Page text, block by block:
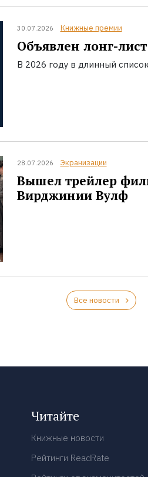
30.07.2026 Книжные премии
Объявлен лонг-
В 2026 году в длинный
28.07.2026 Экранизации
Вышел трейлер
Вирджинии Вулф
Все новости
Читайте
Книжные новости
Рейтинги ReadRate